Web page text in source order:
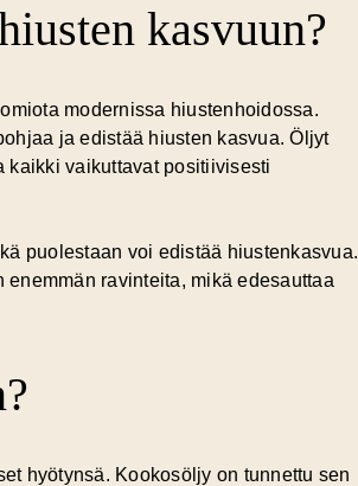
kasvuun?
modernissa hiustenhoidossa.
ja edistää hiusten kasvua. Öljyt
kaikki vaikuttavat positiivisesti
puolestaan voi edistää hiustenkasvua.
ravinteita, mikä edesauttaa
hyötynsä. Kookosöljy on tunnettu sen